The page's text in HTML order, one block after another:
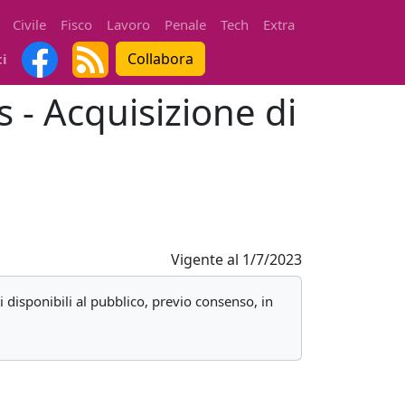
Civile Fisco Lavoro Penale Tech
Extra
Collabora
- Acquisizione di
Vigente al 1/7/2023
disponibili al pubblico, previo consenso, in